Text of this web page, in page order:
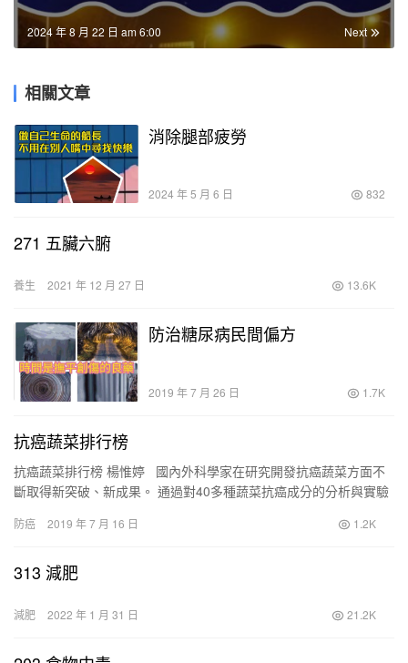
Next
2024 年 8 月 22 日 am 6:00
相關文章
消除腿部疲勞
2024 年 5 月 6 日 832
271 五臟六腑
養生 2021 年 12 月 27 日 13.6K
防治糖尿病民間偏方
2019 年 7 月 26 日 1.7K
抗癌蔬菜排行榜
抗癌蔬菜排行榜 楊惟婷 國內外科學家在研究開發抗癌蔬菜方面不
斷取得新突破、新成果。 通過對40多種蔬菜抗癌成分的分析與實驗
防癌 2019 年 7 月 16 日 1.2K
313 減肥
減肥 2022 年 1 月 31 日 21.2K